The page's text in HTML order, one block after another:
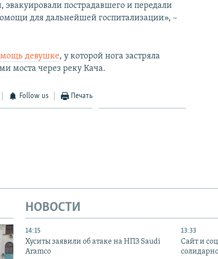
пострадавшего и передали
для дальнейшей госпитализации», –
девушке, у которой нога застряла
моста через реку Кача.
Follow us Печать
НОВОСТИ
14:15
Хуситы заявили об атаке на НПЗ Saudi
Aramco
13:33
Сайт и